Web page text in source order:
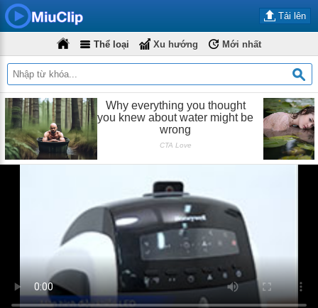
Tải lên
Thể loại Xu hướng Mới nhất